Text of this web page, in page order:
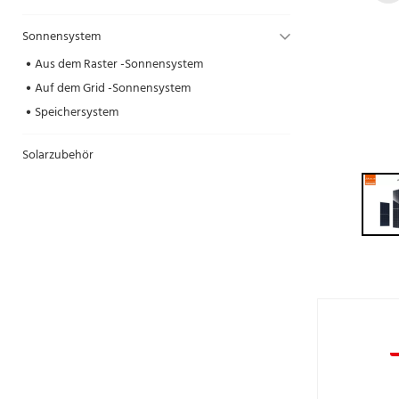
Sonnensystem
Aus dem Raster -Sonnensystem
Auf dem Grid -Sonnensystem
Speichersystem
Solarzubehör